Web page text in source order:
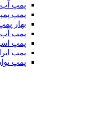
پمپ آب
پمپ
بهار
پمپ آب
پمپ
پمپ
پمپ